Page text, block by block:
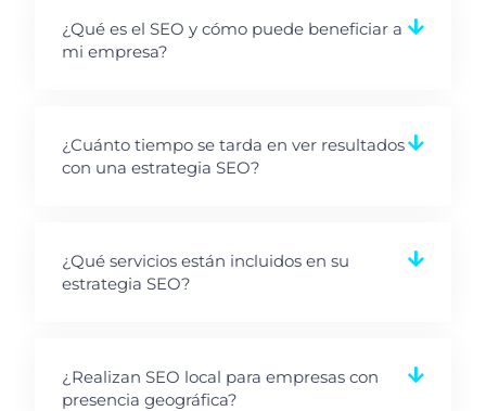
¿Qué es el SEO y cómo puede beneficiar a
mi empresa?
¿Cuánto tiempo se tarda en ver resultados
con una estrategia SEO?
¿Qué servicios están incluidos en su
estrategia SEO?
¿Realizan SEO local para empresas con
presencia geográfica?